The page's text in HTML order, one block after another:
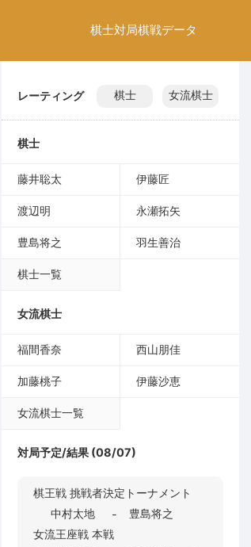
棋士対局棋戦データ
レーティング 棋士 女流棋士
棋士
藤井聡太 伊藤匠
渡辺明 永瀬拓矢
豊島将之 羽生善治
棋士一覧
女流棋士
福間香奈 西山朋佳
加藤桃子 伊藤沙恵
女流棋士一覧
対局予定/結果 (08/07)
棋王戦 挑戦者決定トーナメント
中村太地
-
豊島将之
女流王座戦 本戦